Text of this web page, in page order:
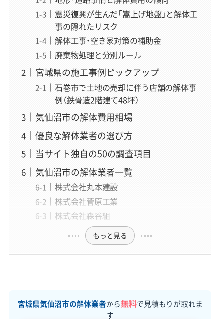
震災復興が生んだ「嵩上げ地盤」と解体工
事の隠れたリスク
解体工事・空き家対策の補助金
廃棄物処理と分別ルール
宮城県の施工事例ピックアップ
石巻市で土地の売却に伴う店舗の解体事
例（鉄骨造2階建て48坪）
気仙沼市の解体費用相場
優良な解体業者の選び方
当サイト独自の50の調査項目
気仙沼市の解体業者一覧
株式会社丸本建設
株式会社菅原工業
株式会社森谷組
もっと見る
宮城県気仙沼市の解体業者から無料で見積もりが取れま
す